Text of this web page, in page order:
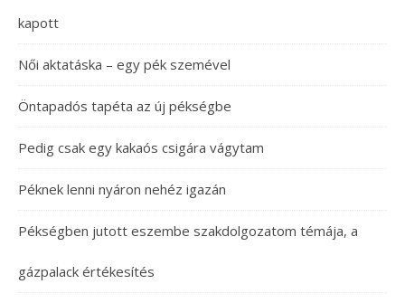
kapott
Női aktatáska – egy pék szemével
Öntapadós tapéta az új pékségbe
Pedig csak egy kakaós csigára vágytam
Péknek lenni nyáron nehéz igazán
Pékségben jutott eszembe szakdolgozatom témája, a
gázpalack értékesítés